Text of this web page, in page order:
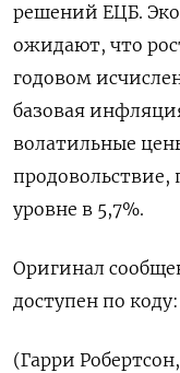
решений ЕЦБ.
ожидают, что
годовом
базовая
волатильные
продовольствие,
уровне в 5,7%.
Оригинал
доступен по коду:
(Гарри